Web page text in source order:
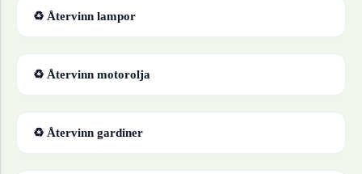
♻ Återvinn lampor
♻ Återvinn motorolja
♻ Återvinn gardiner